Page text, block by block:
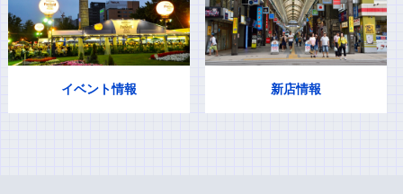
イベント情報 新店情報